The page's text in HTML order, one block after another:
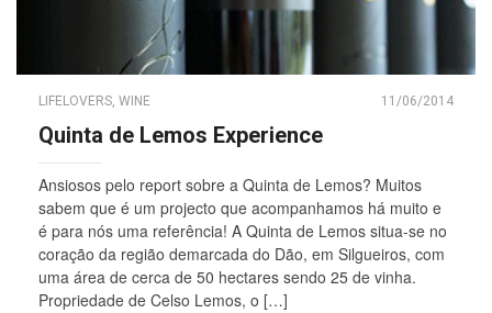
LIFELOVERS, WINE 11/06/2014
Quinta de Lemos Experience
Ansiosos pelo report sobre a Quinta de Lemos? Muitos
sabem que é um projecto que acompanhamos há muito e
é para nós uma referência! A Quinta de Lemos situa-se no
coração da região demarcada do Dão, em Silgueiros, com
uma área de cerca de 50 hectares sendo 25 de vinha.
Propriedade de Celso Lemos, o […]